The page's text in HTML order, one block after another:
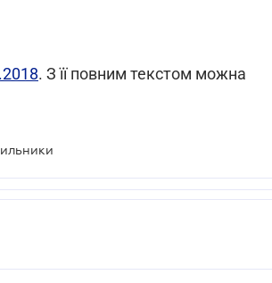
. З її повним текстом можна